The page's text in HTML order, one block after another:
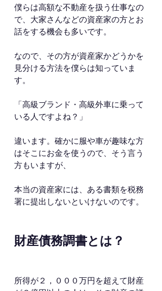
僕らは高額な不動産を扱う仕事なの
で、大家さんなどの資産家の方とお
話をする機会も多いです。
なので、その方が資産家かどうかを
見分ける方法を僕らは知っていま
す。
「高級ブランド・高級外車に乗って
いる人ですよね？」
違います。確かに服や車が趣味な方
はそこにお金を使うので、そう言う
方もいますが、
本当の資産家には、ある書類を税務
署に提出しないといけないのです。
財産債務調書とは？
所得が２，０００万円を超えて財産